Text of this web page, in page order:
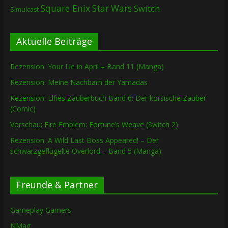
Simulcast Square EnixStar Wars Switch
Aktuelle Beiträge
Rezension: Your Lie in April – Band 11 (Manga)
Rezension: Meine Nachbarn der Yamadas
Rezension: Elfies Zauberbuch Band 6: Der korsische Zauber
(Comic)
Vorschau: Fire Emblem: Fortune’s Weave (Switch 2)
Rezension: A Wild Last Boss Appeared! – Der
schwarzgeflügelte Overlord – Band 5 (Manga)
Freunde & Partner
Gameplay Gamers
NMag